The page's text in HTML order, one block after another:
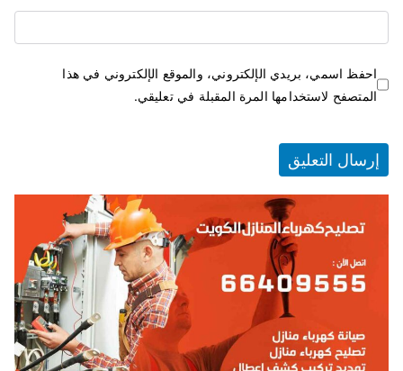
احفظ اسمي، بريدي الإلكتروني، والموقع الإلكتروني في هذا
المتصفح لاستخدامها المرة المقبلة في تعليقي.